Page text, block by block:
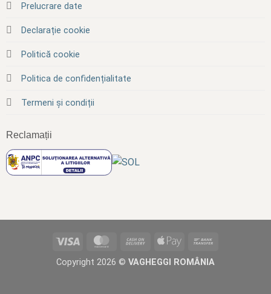
Prelucrare date
Declarație cookie
Politică cookie
Politica de confidențialitate
Termeni și condiții
Reclamații
Visa MasterCard
Cash
Delivery
Apple
Copyright 2026 © VAGHEGGI ROMÂNIA